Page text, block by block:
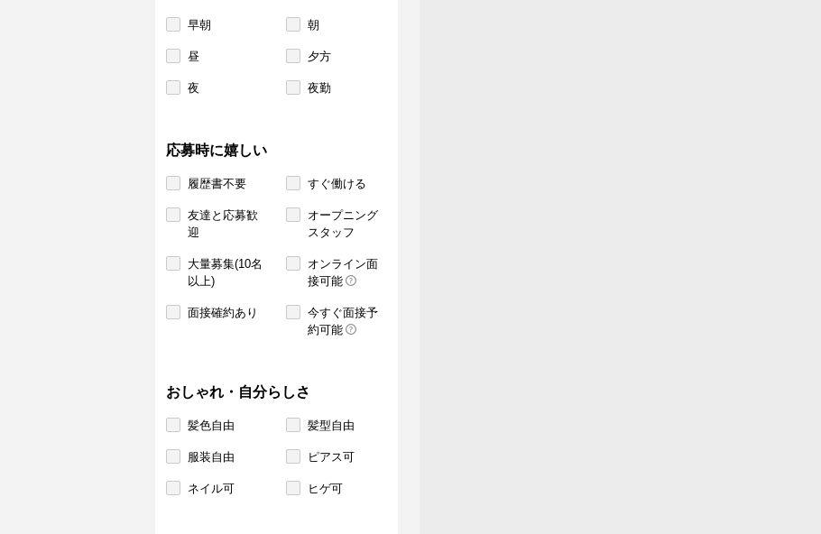
早朝 朝
昼 夕方
夜 夜勤
応募時に嬉しい
履歴書不要 すぐ働ける
友達と応募歓
迎
オープニング
スタッフ
大量募集(10名
以上)
オンライン面
接可能
面接確約あり
今すぐ面接予
約可能
おしゃれ・自分らしさ
髪色自由 髪型自由
服装自由 ピアス可
ネイル可 ヒゲ可